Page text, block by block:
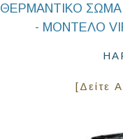
ΘΕΡΜΑΝΤΙΚΟ ΣΩΜΑ
- ΜΟΝΤΕΛΟ
[Δείτε